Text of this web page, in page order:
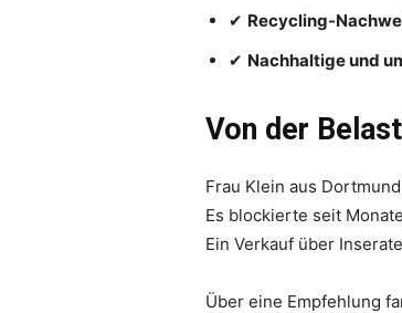
✔ Recycling-
✔ Nachhaltige und
Von der
Frau Klein aus
Es blockierte seit
Ein Verkauf über
Über eine Empfehlung